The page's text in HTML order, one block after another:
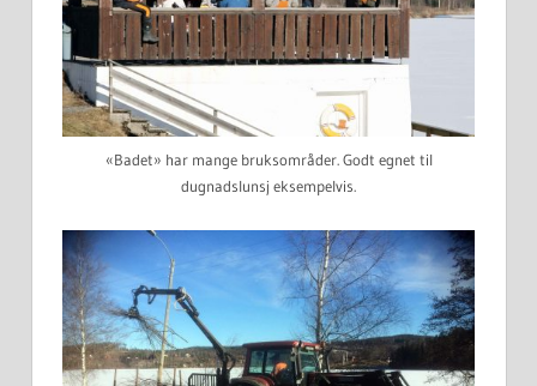
«Badet» har mange bruksområder. Godt egnet til
dugnadslunsj eksempelvis.